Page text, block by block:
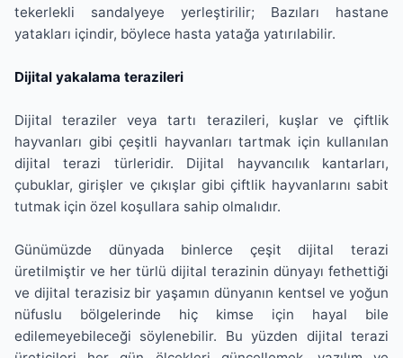
tekerlekli sandalyeye yerleştirilir; Bazıları hastane
yatakları içindir, böylece hasta yatağa yatırılabilir.
Dijital yakalama terazileri
Dijital teraziler veya tartı terazileri, kuşlar ve çiftlik
hayvanları gibi çeşitli hayvanları tartmak için kullanılan
dijital terazi türleridir. Dijital hayvancılık kantarları,
çubuklar, girişler ve çıkışlar gibi çiftlik hayvanlarını sabit
tutmak için özel koşullara sahip olmalıdır.
Günümüzde dünyada binlerce çeşit dijital terazi
üretilmiştir ve her türlü dijital terazinin dünyayı fethettiği
ve dijital terazisiz bir yaşamın dünyanın kentsel ve yoğun
nüfuslu bölgelerinde hiç kimse için hayal bile
edilemeyebileceği söylenebilir. Bu yüzden dijital terazi